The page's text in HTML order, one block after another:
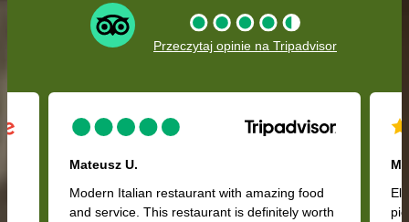
Przeczytaj opinie na Tripadvisor
Mateusz U.
Modern Italian restaurant with amazing food
and service. This restaurant is definitely worth